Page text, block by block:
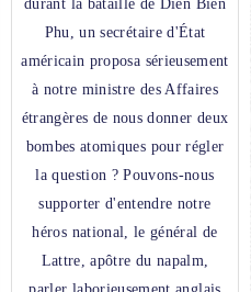
durant la bataille de Diên Biên
Phu, un secrétaire d'État
américain proposa sérieusement
à notre ministre des Affaires
étrangères de nous donner deux
bombes atomiques pour régler
la question ? Pouvons-nous
supporter d'entendre notre
héros national, le général de
Lattre, apôtre du napalm,